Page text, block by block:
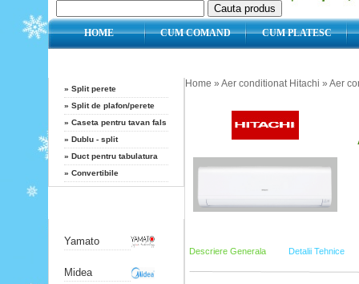
HOME CUM COMAND CUM PLATESC
» Split perete
» Split de plafon/perete
» Caseta pentru tavan fals
» Dublu - split
» Duct pentru tabulatura
» Convertibile
Yamato
Midea
Home » Aer conditionat Hitachi » Aer
Descriere Generala Detalii Tehnice